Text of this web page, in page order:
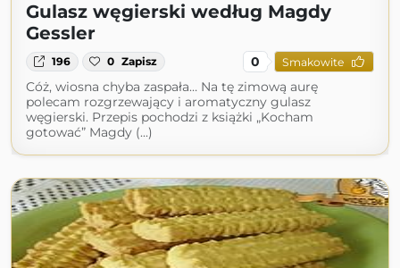
Gulasz węgierski według Magdy
Gessler
196 0 Zapisz 0 Smakowite
Cóż, wiosna chyba zaspała… Na tę zimową aurę
polecam rozgrzewający i aromatyczny gulasz
węgierski. Przepis pochodzi z książki „Kocham
gotować” Magdy (...)